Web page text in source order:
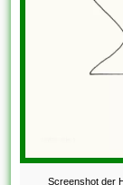
Screenshot der